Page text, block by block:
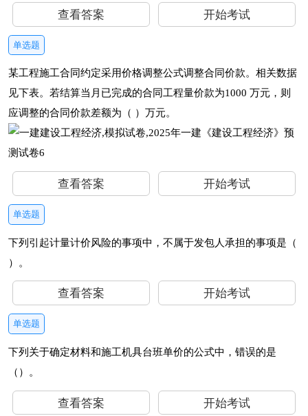
查看答案 开始考试
单选题
某工程施工合同约定采用价格调整公式调整合同价款。相关数据
见下表。若结算当月已完成的合同工程量价款为1000 万元，则
应调整的合同价款差额为（ ）万元。
查看答案 开始考试
单选题
下列引起计量计价风险的事项中，不属于发包人承担的事项是（
）。
查看答案 开始考试
单选题
下列关于确定材料和施工机具台班单价的公式中，错误的是
（）。
查看答案 开始考试